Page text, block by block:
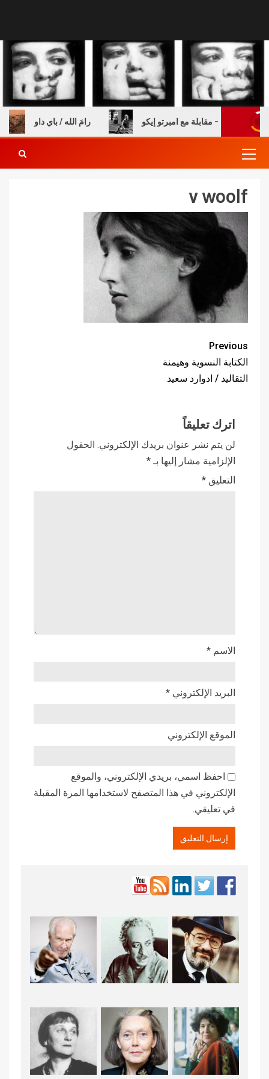
رامَ الله / باي داو والكتب – مقابلة مع امبرتو إيكو
v woolf
Previous
الكتابة النسوية وهيمنة
التقاليد / ادوارد سعيد
اترك تعليقاً
لن يتم نشر عنوان بريدك الإلكتروني. الحقول
الإلزامية مشار إليها بـ*
التعليق *
الاسم *
البريد الإلكتروني *
الموقع الإلكتروني
احفظ اسمي، بريدي الإلكتروني، والموقع
الإلكتروني في هذا المتصفح لاستخدامها المرة المقبلة
في تعليقي.